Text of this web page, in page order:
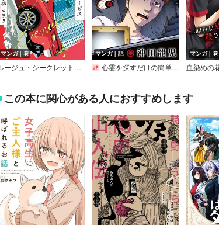
マンガ｜巻
ルージュ・シークレットサービス
マンガ｜話
心霊を探すだけの簡単なお仕事【単話版】
マンガ｜巻
この本に関心がある人におすすめします